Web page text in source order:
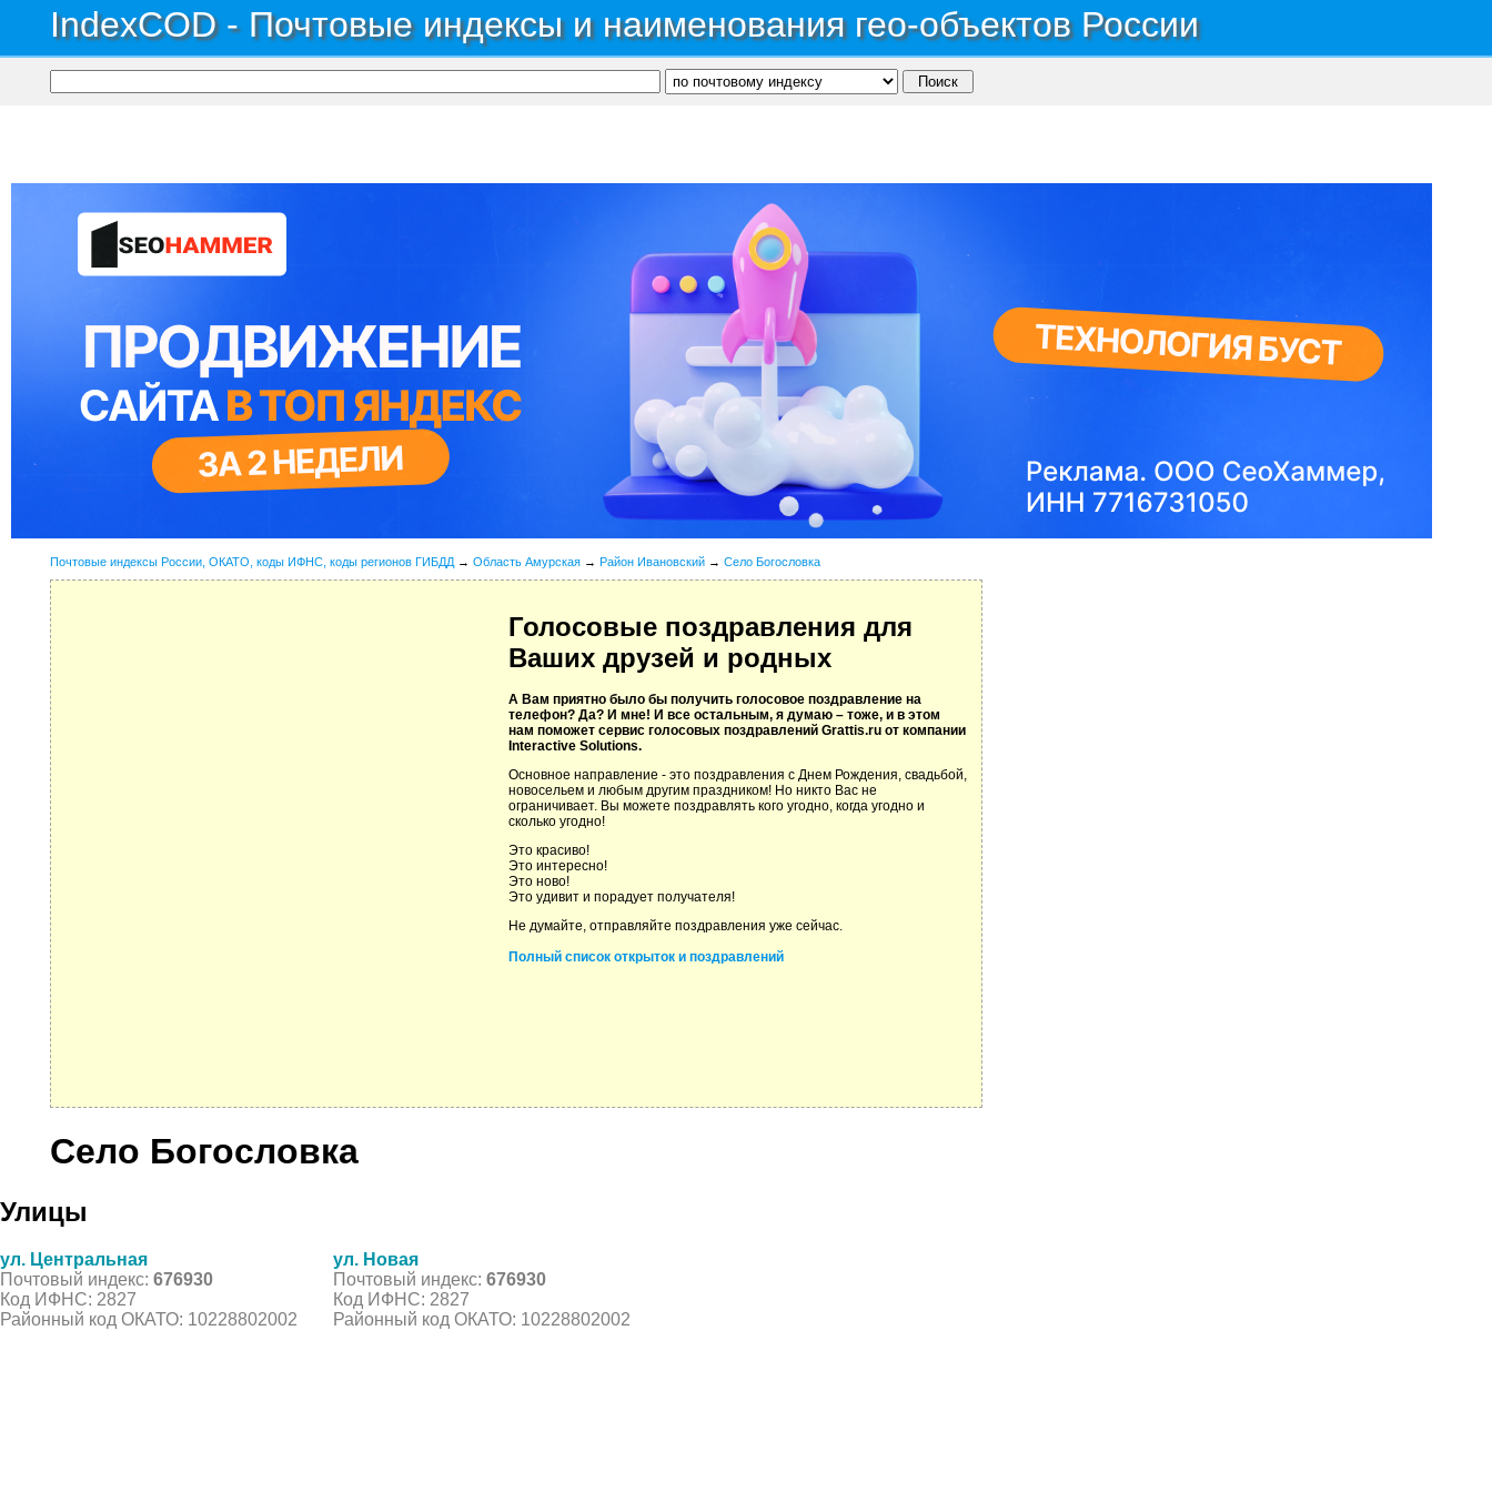
IndexCOD - Почтовые индексы и наименования гео-объектов России
Почтовые индексы России, ОКАТО, коды ИФНС, коды регионов ГИБДД → Область Амурская → Район Ивановский → Село Богословка
Голосовые поздравления для
Ваших друзей и родных
А Вам приятно было бы получить голосовое поздравление на
телефон? Да? И мне! И все остальным, я думаю – тоже, и в этом
нам поможет сервис голосовых поздравлений Grattis.ru от компании
Interactive Solutions.
Основное направление - это поздравления с Днем Рождения, свадьбой,
новосельем и любым другим праздником! Но никто Вас не
ограничивает. Вы можете поздравлять кого угодно, когда угодно и
сколько угодно!
Это красиво!
Это интересно!
Это ново!
Это удивит и порадует получателя!
Не думайте, отправляйте поздравления уже сейчас.
Полный список открыток и поздравлений
Село Богословка
Улицы
ул. Центральная
Почтовый индекс: 676930
Код ИФНС: 2827
Районный код ОКАТО: 10228802002
ул. Новая
Почтовый индекс: 676930
Код ИФНС: 2827
Районный код ОКАТО: 10228802002